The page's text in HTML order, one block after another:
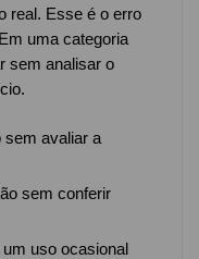
real. Esse é o erro
uma categoria
sem analisar o
sem avaliar a
sem conferir
uso ocasional